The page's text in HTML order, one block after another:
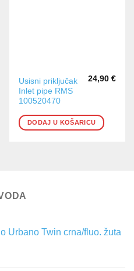
Usisni priključak
Inlet pipe RMS
100520470
24,90 €
DODAJ U KOŠARICU
Urbano Twin crna/fluo. žuta